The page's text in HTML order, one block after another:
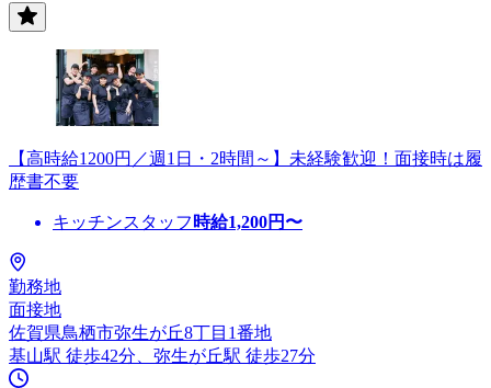
【高時給1200円／週1日・2時間～】未経験歓迎！面接時は履
歴書不要
キッチンスタッフ 時給1,200円〜
勤務地
面接地
佐賀県鳥栖市弥生が丘8丁目1番地
基山駅 徒歩42分、弥生が丘駅 徒歩27分